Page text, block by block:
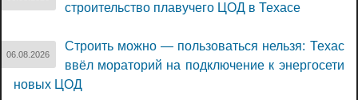
строительство плавучего ЦОД в Техасе
06.08.2026
Строить можно — пользоваться нельзя: Техас
ввёл мораторий на подключение к энергосети
новых ЦОД